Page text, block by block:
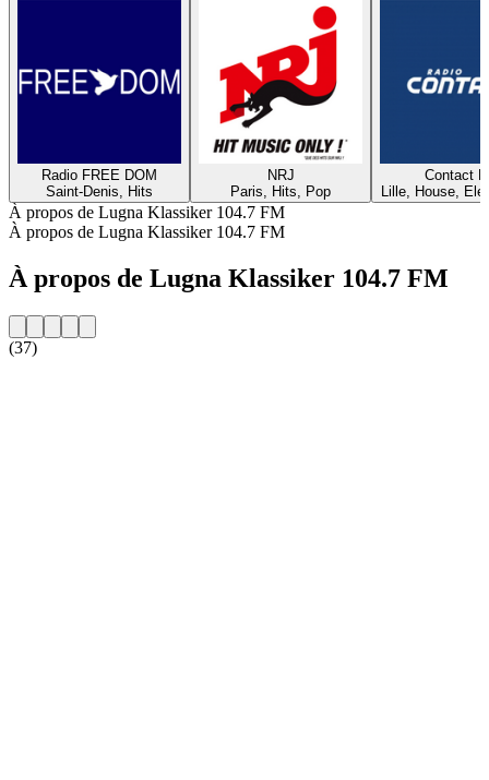
Radio FREE DOM
Saint-Denis, Hits
NRJ
Paris, Hits, Pop
Contact
Lille, House,
À propos de Lugna Klassiker 104.7 FM
À propos de Lugna Klassiker 104.7 FM
À propos de Lugna Klassiker 104.7 FM
(37)